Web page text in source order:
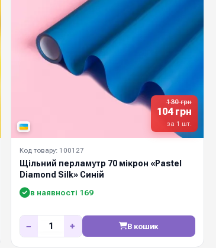
130 грн
104 грн
за 1 шт.
Код товару: 100127
Щільний перламутр 70 мікрон «Pastel
Diamond Silk» Синій
в наявності 169
− + В кошик